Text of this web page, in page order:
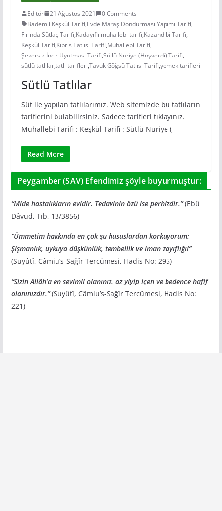
Editör 21 Ağustos 2021
0 Comments
Bademli Keşkül Tarifi,Evde Maraş Dondurması Yapımı Tarifi,
Fırında Sütlaç Tarifi,Kadayıflı muhallebi tarifi,Kazandibi Tarifi,
Keşkül Tarifi,Kıbrıs Tatlısı Tarifi,Muhallebi Tarifi,
Şekersiz İncir Uyutması Tarifi,Sütlü Nuriye (Hoşverdi) Tarifi,
sütlü tatlılar,tatlı tarifleri,Tavuk Göğsü Tatlısı Tarifi,yemek tarifleri
Sütlü Tatlılar
Süt ile yapılan tatlılarımız. Web sitemizde bu tatlıların
tariflerini bulabilirsiniz. Sadece tarifleri tıklayınız.
Muhallebi Tarifi : Keşkül Tarifi : Sütlü Nuriye (
Read More
Peygamber (SAV) Efendimiz şöyle buyurmuştur:
“Mide hastalıkların evidir. Tedavinin özü ise perhizdir.”(Ebû
Dâvud, Tıb, 13/3856)
“Ümmetim hakkında en çok şu hususlardan korkuyorum:
Şişmanlık, uykuya düşkünlük, tembellik ve iman zayıflığı!”
(Suyûtî, Câmiu’s-Sağîr Tercümesi, Hadis No: 295)
“Sizin Allâh’a en sevimli olanınız, az yiyip içen ve bedence hafif
olanınızdır.”(Suyûtî, Câmiu’s-Sağîr Tercümesi, Hadis No:
221)